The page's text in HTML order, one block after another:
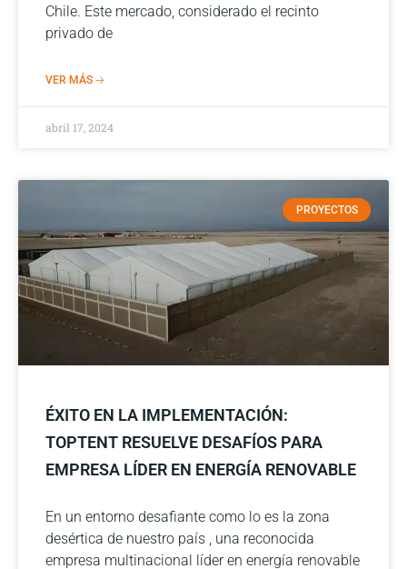
Chile. Este mercado, considerado el recinto
privado de
VER MÁS 🡢
abril 17, 2024
PROYECTOS
ÉXITO EN LA IMPLEMENTACIÓN:
TOPTENT RESUELVE DESAFÍOS PARA
EMPRESA LÍDER EN ENERGÍA RENOVABLE
En un entorno desafiante como lo es la zona
desértica de nuestro país , una reconocida
empresa multinacional líder en energía renovable